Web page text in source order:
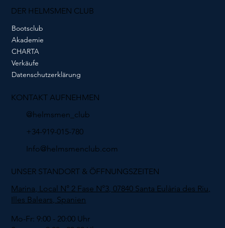
DER HELMSMEN CLUB
Bootsclub
Akademie
CHARTA
Verkäufe
Datenschutzerklärung
UNSER STANDORT & ÖFFNUNGSZEITEN
Marina, Local N° 2 Fase N°3, 07840 Santa Eulària des Riu,
Illes Balears, Spanien
Mo-Fr: 9:00 - 20:00 Uhr
KONTAKT AUFNEHMEN
@helmsmen_club
+34-919-015-780
Info@helmsmenclub.com